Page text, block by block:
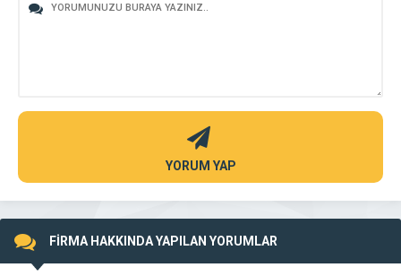
YORUM YAP
FİRMA HAKKINDA YAPILAN YORUMLAR